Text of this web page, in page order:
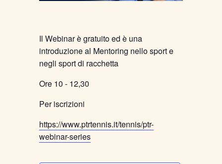
Il Webinar è gratuito ed è una
introduzione al Mentoring nello sport e
negli sport di racchetta
Ore 10 - 12,30
Per iscrizioni
https://www.ptrtennis.it/tennis/ptr-
webinar-series